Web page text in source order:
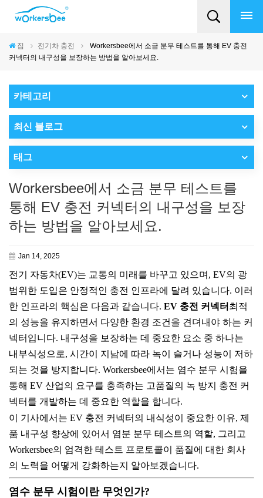
집 전기차 충전
Workersbee에서 소금 분무 테스트를 통해 EV 충전
커넥터의 내구성을 보장하는 방법을 알아보세요.
카테고리
최신 블로그
태그
Workersbee에서 소금 분무 테스트를
통해 EV 충전 커넥터의 내구성을 보장
하는 방법을 알아보세요.
Jan 14, 2025
전기 자동차(EV)는 교통의 미래를 바꾸고 있으며, EV의 광
범위한 도입은 안정적인 충전 인프라에 달려 있습니다. 이러
한 인프라의 핵심은 다음과 같습니다. EV 충전 커넥터 최적
의 성능을 유지하면서 다양한 환경 조건을 견뎌내야 하는 커
넥터입니다. 내구성을 보장하는 데 중요한 요소 중 하나는
내부식성으로, 시간이 지남에 따라 녹이 슬거나 성능이 저하
되는 것을 방지합니다. Workersbee에서는 염수 분무 시험을
통해 EV 산업의 요구를 충족하는 고품질의 녹 방지 충전 커
넥터를 개발하는 데 중요한 역할을 합니다.
이 기사에서는 EV 충전 커넥터의 내식성이 중요한 이유, 제
품 내구성 향상에 있어서 염분 분무 테스트의 역할, 그리고
Workersbee의 엄격한 테스트 프로토콜이 품질에 대한 회사
의 노력을 어떻게 강화하는지 알아보겠습니다.
염수 분무 시험이란 무엇인가?